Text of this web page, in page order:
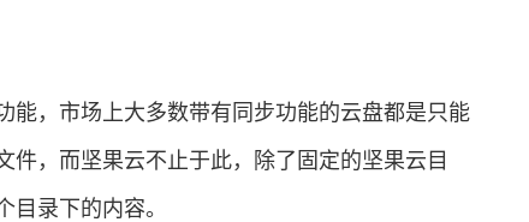
能，市场上大多数带有同步功能的云盘都是只能
件，而坚果云不止于此，除了固定的坚果云目
目录下的内容。